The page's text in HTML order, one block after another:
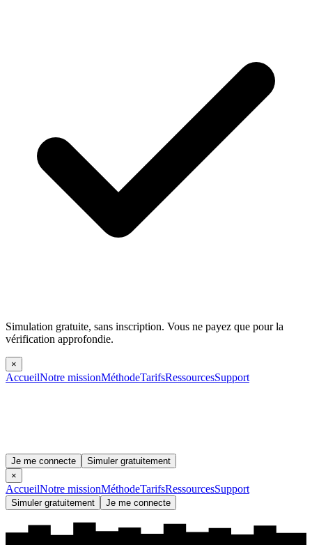
Simulation gratuite, sans inscription. Vous ne payez que pour la
vérification approfondie.
×
AccueilNotre missionMéthodeTarifsRessourcesSupport
Je me connecte
Simuler gratuitement
×
AccueilNotre missionMéthodeTarifsRessourcesSupport
Simuler gratuitement Je me connecte